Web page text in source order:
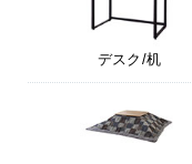
デスク/机